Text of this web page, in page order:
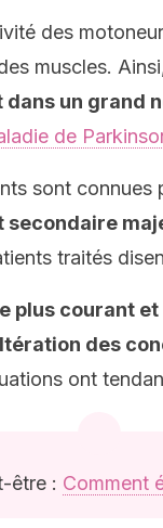
des
muscles.
un grand
de
sont
secondaire
traités
plus courant
des
ont
être : Comment